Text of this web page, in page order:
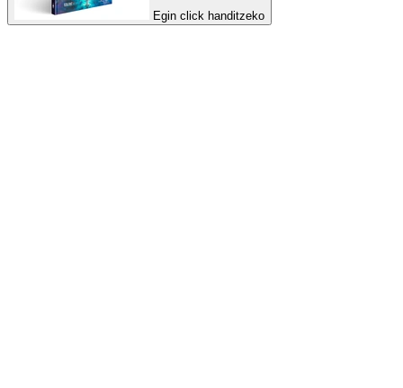
Egin click handitzeko